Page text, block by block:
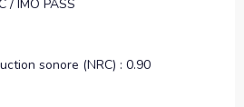
/ IMO PASS
sonore (NRC) : 0.90